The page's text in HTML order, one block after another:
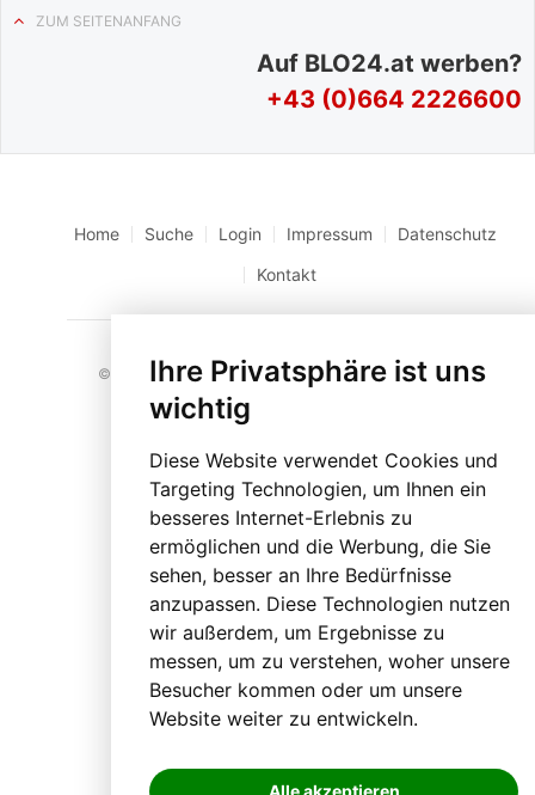
Ihre Privatsphäre ist uns
wichtig
Diese Website verwendet Cookies und
Targeting Technologien, um Ihnen ein
besseres Internet-Erlebnis zu
ermöglichen und die Werbung, die Sie
sehen, besser an Ihre Bedürfnisse
anzupassen. Diese Technologien nutzen
wir außerdem, um Ergebnisse zu
messen, um zu verstehen, woher unsere
Besucher kommen oder um unsere
Website weiter zu entwickeln.
Alle akzeptieren
ZUM SEITENANFANG
Auf BLO24.at werben?
+43 (0)664 2226600
Home Suche Login Impressum
Datenschutz
Kontakt
© 2023 BLO24.at – Bezirk Liezen Online |Cookies